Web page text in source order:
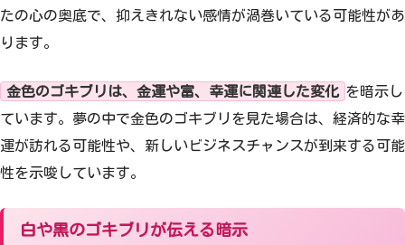
たの心の奥底で、抑えきれない感情が渦巻いている可能性があ
ります。
金色のゴキブリは、金運や富、幸運に関連した変化 を暗示し
ています。夢の中で金色のゴキブリを見た場合は、経済的な幸
運が訪れる可能性や、新しいビジネスチャンスが到来する可能
性を示唆しています。
白や黒のゴキブリが伝える暗示